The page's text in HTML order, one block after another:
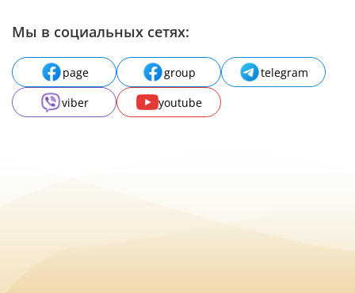
Мы в социальных сетях:
page group
telegram
viber
youtube